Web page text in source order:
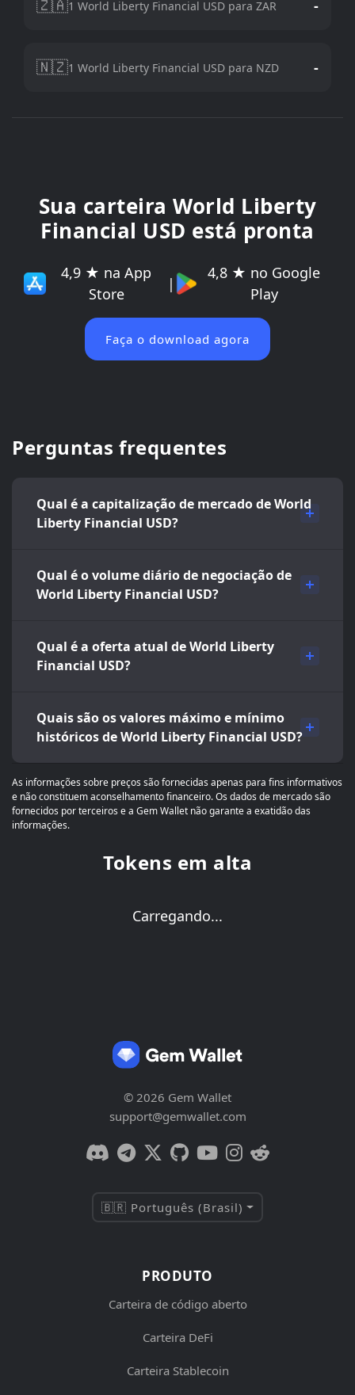
🇿🇦1 World Liberty Financial USD para ZAR -
🇳🇿1 World Liberty Financial USD para NZD -
Sua carteira World Liberty
Financial USD está pronta
4,9 ★ na App
Store
|
4,8 ★ no Google
Play
Faça o download agora
Perguntas frequentes
Qual é a capitalização de mercado de World
Liberty Financial USD?
Qual é o volume diário de negociação de
World Liberty Financial USD?
Qual é a oferta atual de World Liberty
Financial USD?
Quais são os valores máximo e mínimo
históricos de World Liberty Financial USD?
As informações sobre preços são fornecidas apenas para fins informativos
e não constituem aconselhamento financeiro. Os dados de mercado são
fornecidos por terceiros e a Gem Wallet não garante a exatidão das
informações.
Tokens em alta
Carregando...
© 2026 Gem Wallet
support@gemwallet.com
🇧🇷 Português (Brasil)
PRODUTO
Carteira de código aberto
Carteira DeFi
Carteira Stablecoin